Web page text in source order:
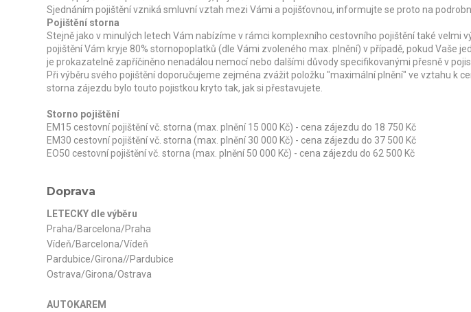
Sjednáním pojištění vzniká smluvní vztah mezi Vámi a pojišťovnou, informujte se proto na
Pojištění storna
Stejně jako v minulých letech Vám nabízíme v rámci komplexního cestovního pojištění také velmi
pojištění Vám kryje 80% stornopoplatků (dle Vámi zvoleného max. plnění) v případě, pokud Vaše
je prokazatelně zapříčiněno nenadálou nemocí nebo dalšími důvody specifikovanými přesně v
Při výběru svého pojištění doporučujeme zejména zvážit položku "maximální plnění" ve vztahu k
storna zájezdu bylo touto pojistkou kryto tak, jak si přestavujete.
Storno pojištění
EM15 cestovní pojištění vč. storna (max. plnění 15 000 Kč) - cena zájezdu do 18 750 Kč
EM30 cestovní pojištění vč. storna (max. plnění 30 000 Kč) - cena zájezdu do 37 500 Kč
EO50 cestovní pojištění vč. storna (max. plnění 50 000 Kč) - cena zájezdu do 62 500 Kč
Doprava
LETECKY dle výběru
Praha/Barcelona/Praha
Vídeň/Barcelona/Vídeň
Pardubice/Girona//Pardubice
Ostrava/Girona/Ostrava
AUTOKAREM